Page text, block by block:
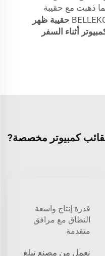
ذهبت مع حقيبة
حقيبة ظهر
أثناء السفر
قدرة إنتاج واسعة
النطاق مع مرافق
متقدمة
نعمل من مصنع تبلغ